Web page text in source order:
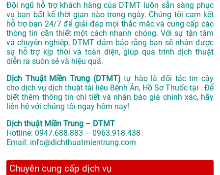
Đội ngũ hỗ trợ khách hàng của DTMT luôn sẵn sàng phục
vụ bạn bất kể thời gian nào trong ngày. Chúng tôi cam kết
hỗ trợ bạn 24/7 để giải đáp mọi thắc mắc và cung cấp các
thông tin cần thiết một cách nhanh chóng. Với sự tận tâm
và chuyên nghiệp, DTMT đảm bảo rằng bạn sẽ nhận được
sự hỗ trợ kịp thời và toàn diện, giúp quá trình dịch thuật
diễn ra suôn sẻ và hiệu quả.
Dịch Thuật Miền Trung (DTMT) tự hào là đối tác tin cậy
cho dịch vụ dịch thuật tài liệu Bệnh Án, Hồ Sơ Thuốc tại . Để
biết thêm thông tin chi tiết và nhận báo giá chính xác, hãy
liên hệ với chúng tôi ngay hôm nay!
Dịch thuật Miền Trung – DTMT
Hotline: 0947.688.883 – 0963.918.438
Email: info@dichthuatmientrung.com
Chuyên cung cấp dịch vụ